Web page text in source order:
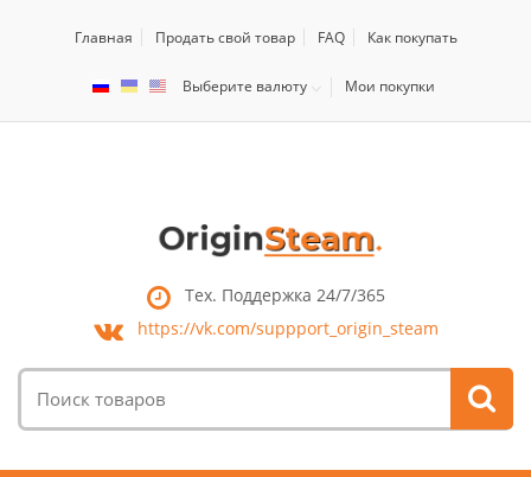
Главная Продать свой товар FAQ Как покупать
Выберите валюту Мои покупки
Тех. Поддержка 24/7/365
https://vk.com/suppport_origin_steam
товаров: